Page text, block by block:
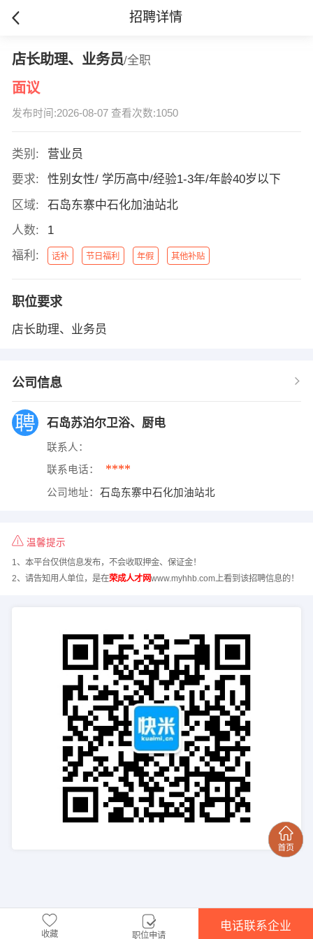
招聘详情
店长助理、业务员/全职
面议
发布时间:2026-08-07 查看次数:1050
类别:
营业员
要求:
性别女性/ 学历高中/经验1-3年/年龄40岁以下
区域:
石岛东寨中石化加油站北
人数:
1
福利:
话补 节日福利 年假 其他补贴
职位要求
店长助理、业务员
公司信息
石岛苏泊尔卫浴、厨电
联系人：
联系电话： ****
公司地址： 石岛东寨中石化加油站北
温馨提示
1、本平台仅供信息发布，不会收取押金、保证金！
2、请告知用人单位，是在荣成人才网www.myhhb.com上看到该招聘信息的！
收藏 职位申请
电话联系企业